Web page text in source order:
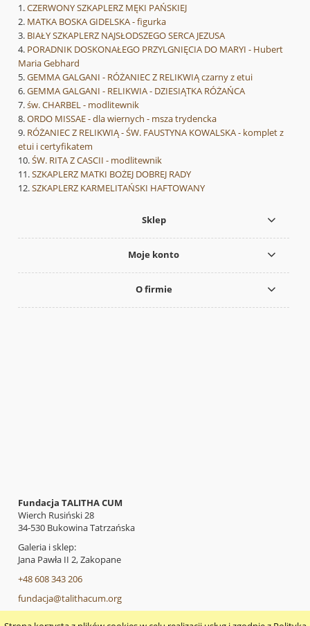
CZERWONY SZKAPLERZ MĘKI PAŃSKIEJ
MATKA BOSKA GIDELSKA - figurka
BIAŁY SZKAPLERZ NAJSŁODSZEGO SERCA JEZUSA
PORADNIK DOSKONAŁEGO PRZYLGNIĘCIA DO MARYI - Hubert
Maria Gebhard
GEMMA GALGANI - RÓŻANIEC Z RELIKWIĄ czarny z etui
GEMMA GALGANI - RELIKWIA - DZIESIĄTKA RÓŻAŃCA
św. CHARBEL - modlitewnik
ORDO MISSAE - dla wiernych - msza trydencka
RÓŻANIEC Z RELIKWIĄ - ŚW. FAUSTYNA KOWALSKA - komplet z
etui i certyfikatem
ŚW. RITA Z CASCII - modlitewnik
SZKAPLERZ MATKI BOŻEJ DOBREJ RADY
SZKAPLERZ KARMELITAŃSKI HAFTOWANY
Sklep
Moje konto
O firmie
Fundacja TALITHA CUM
Wierch Rusiński 28
34-530 Bukowina Tatrzańska
Galeria i sklep:
Jana Pawła II 2, Zakopane
+48 608 343 206
fundacja@talithacum.org